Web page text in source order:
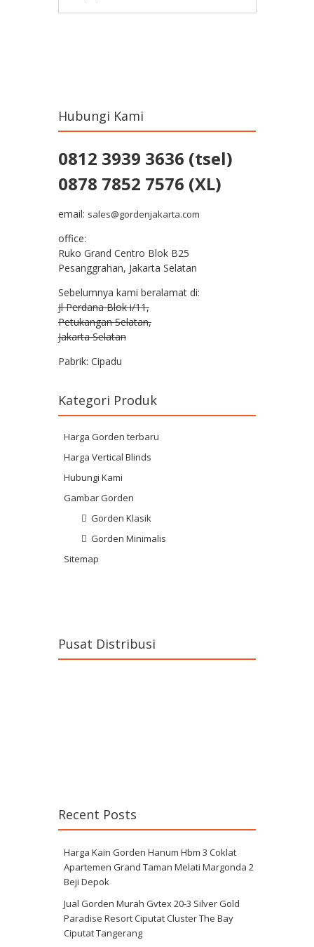
Hubungi Kami
0812 3939 3636 (tsel)
0878 7852 7576 (XL)
email: sales@gordenjakarta.com
office:
Ruko Grand Centro Blok B25
Pesanggrahan, Jakarta Selatan
Sebelumnya kami beralamat di:
Jl Perdana Blok i/11,
Petukangan Selatan,
Jakarta Selatan
Pabrik: Cipadu
Kategori Produk
Harga Gorden terbaru
Harga Vertical Blinds
Hubungi Kami
Gambar Gorden
Gorden Klasik
Gorden Minimalis
Sitemap
Pusat Distribusi
Recent Posts
Harga Kain Gorden Hanum Hbm 3 Coklat
Apartemen Grand Taman Melati Margonda 2
Beji Depok
Jual Gorden Murah Gvtex 20-3 Silver Gold
Paradise Resort Ciputat Cluster The Bay
Ciputat Tangerang